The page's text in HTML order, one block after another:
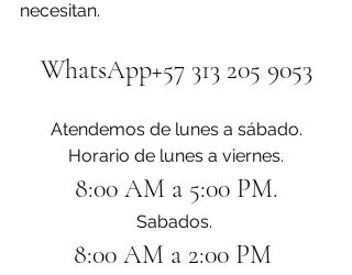
necesitan.
WhatsApp+57 313 205 9053
Atendemos de lunes a sábado.
Horario de lunes a viernes.
8:00 AM a 5:00 PM.
Sabados.
8:00 AM a 2:00 PM